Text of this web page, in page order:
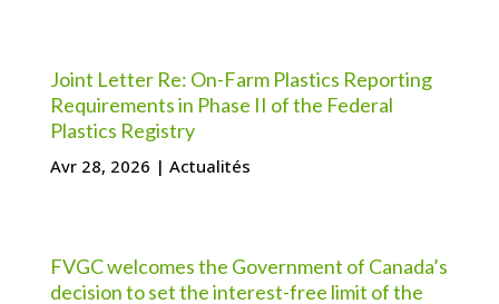
Joint Letter Re: On-Farm Plastics Reporting
Requirements in Phase II of the Federal
Plastics Registry
Avr 28, 2026 | Actualités
FVGC welcomes the Government of Canada’s
decision to set the interest-free limit of the